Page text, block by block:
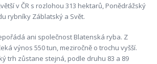
v ČR s rozlohou 313 hektarů, Ponědrážský
rybníky Záblatský a Svět.
ani společnost Blatenská ryba. Z
výnos 550 tun, meziročně o trochu vyšší.
trh zůstane stejná, podle druhu 83 a 89